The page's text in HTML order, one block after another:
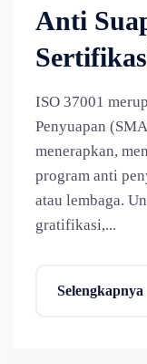
Anti
ISO 37001
Penyuapan
menerapkan,
program anti
atau lembaga.
gratifikasi,...
Selengkapnya